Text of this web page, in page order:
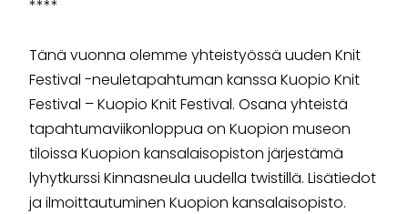
****
Tänä vuonna olemme yhteistyössä uuden Knit
Festival -neuletapahtuman kanssa Kuopio Knit
Festival – Kuopio Knit Festival. Osana yhteistä
tapahtumaviikonloppua on Kuopion museon
tiloissa Kuopion kansalaisopiston järjestämä
lyhytkurssi Kinnasneula uudella twistillä. Lisätiedot
ja ilmoittautuminen Kuopion kansalaisopisto.